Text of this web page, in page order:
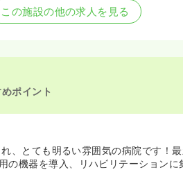
この施設の他の求人を見る
ポイント
、とても明るい雰囲気の病院です！
の機器を導入、リハビリテーションに